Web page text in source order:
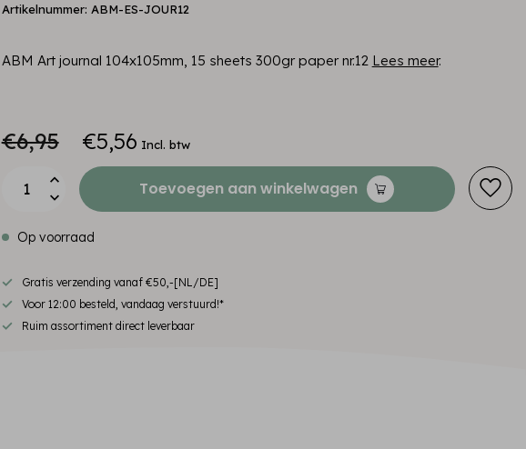
Artikelnummer: ABM-ES-JOUR12
ABM Art journal 104x105mm, 15 sheets 300gr paper nr.12 Lees meer.
€6,95 €5,56 Incl. btw
Toevoegen aan winkelwagen
Op voorraad
Gratis verzending vanaf €50,-[NL/DE]
Voor 12:00 besteld, vandaag verstuurd!*
Ruim assortiment direct leverbaar